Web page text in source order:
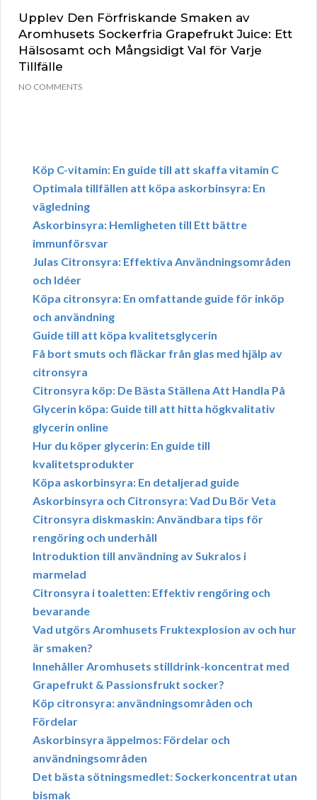
Upplev Den Förfriskande Smaken av
Aromhusets Sockerfria Grapefrukt Juice: Ett
Hälsosamt och Mångsidigt Val för Varje
Tillfälle
NO COMMENTS
Köp C-vitamin: En guide till att skaffa vitamin C
Optimala tillfällen att köpa askorbinsyra: En
vägledning
Askorbinsyra: Hemligheten till Ett bättre
immunförsvar
Julas Citronsyra: Effektiva Användningsområden
och Idéer
Köpa citronsyra: En omfattande guide för inköp
och användning
Guide till att köpa kvalitetsglycerin
Få bort smuts och fläckar från glas med hjälp av
citronsyra
Citronsyra köp: De Bästa Ställena Att Handla På
Glycerin köpa: Guide till att hitta högkvalitativ
glycerin online
Hur du köper glycerin: En guide till
kvalitetsprodukter
Köpa askorbinsyra: En detaljerad guide
Askorbinsyra och Citronsyra: Vad Du Bör Veta
Citronsyra diskmaskin: Användbara tips för
rengöring och underhåll
Introduktion till användning av Sukralos i
marmelad
Citronsyra i toaletten: Effektiv rengöring och
bevarande
Vad utgörs Aromhusets Fruktexplosion av och hur
är smaken?
Innehåller Aromhusets stilldrink-koncentrat med
Grapefrukt & Passionsfrukt socker?
Köp citronsyra: användningsområden och
Fördelar
Askorbinsyra äppelmos: Fördelar och
användningsområden
Det bästa sötningsmedlet: Sockerkoncentrat utan
bismak